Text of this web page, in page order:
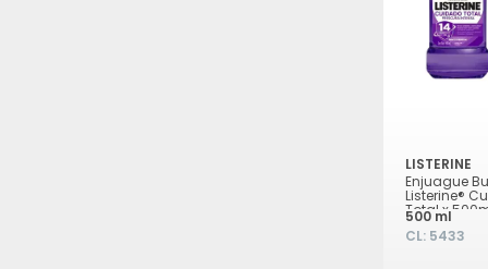
LISTERINE
Enjuague
Listerine®
Total x
500 ml
CL: 5433